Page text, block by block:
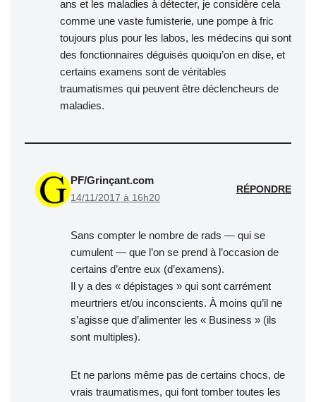
ans et les maladies à détecter, je considère cela
comme une vaste fumisterie, une pompe à fric
toujours plus pour les labos, les médecins qui sont
des fonctionnaires déguisés quoiqu’on en dise, et
certains examens sont de véritables
traumatismes qui peuvent être déclencheurs de
maladies.
PF/Grinçant.com
14/11/2017 à 16h20
RÉPONDRE
Sans compter le nombre de rads — qui se
cumulent — que l’on se prend à l’occasion de
certains d’entre eux (d’examens).
Il y a des « dépistages » qui sont carrément
meurtriers et/ou inconscients. À moins qu’il ne
s’agisse que d’alimenter les « Business » (ils
sont multiples).
Et ne parlons même pas de certains chocs, de
vrais traumatismes, qui font tomber toutes les